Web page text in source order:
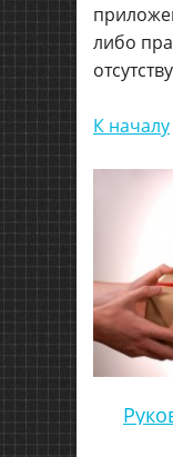
либо
К началу